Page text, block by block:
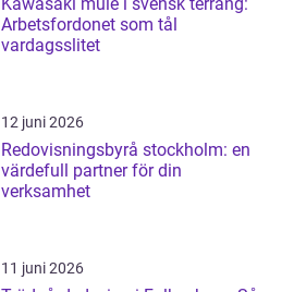
Kawasaki mule i svensk terräng:
Arbetsfordonet som tål
vardagsslitet
12 juni 2026
Redovisningsbyrå stockholm: en
värdefull partner för din
verksamhet
11 juni 2026